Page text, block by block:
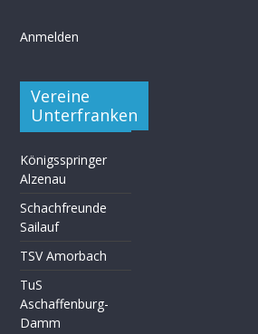
Anmelden
Vereine
Unterfranken
Königsspringer
Alzenau
Schachfreunde
Sailauf
TSV Amorbach
TuS
Aschaffenburg-
Damm